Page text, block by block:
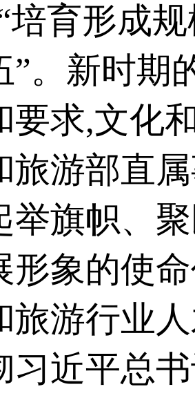
培育形成
”。新时期
要求,文化
旅游部直
举旗帜、
形象的使
旅游行业
习近平总